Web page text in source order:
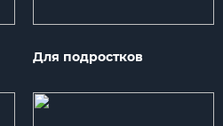
Для подростков